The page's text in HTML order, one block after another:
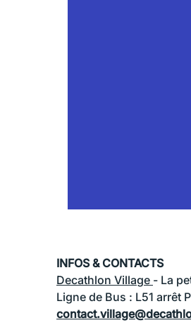
INFOS & CONTACTS
Decathlon Village - La
Ligne de Bus : L51 arrêt